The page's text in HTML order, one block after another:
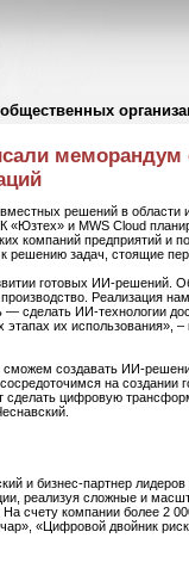
меморандум
решений в области
«Юзтех» и MWS Cloud
компаний предприятий и
задач, стоящие
готовых ИИ-решений.
Реализация
сделать ИИ-технологии
их использования»,
создавать
на
цифровую
и бизнес-партнер
реализуя сложные и
счету компании более 2
«Цифровой двойник